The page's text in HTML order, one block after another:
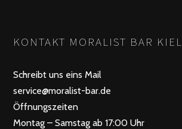
KONTAKT MORALIST BAR KIEL
Schreibt uns eins Mail
service@moralist-bar.de
Öffnungszeiten
Montag – Samstag ab 17:00 Uhr